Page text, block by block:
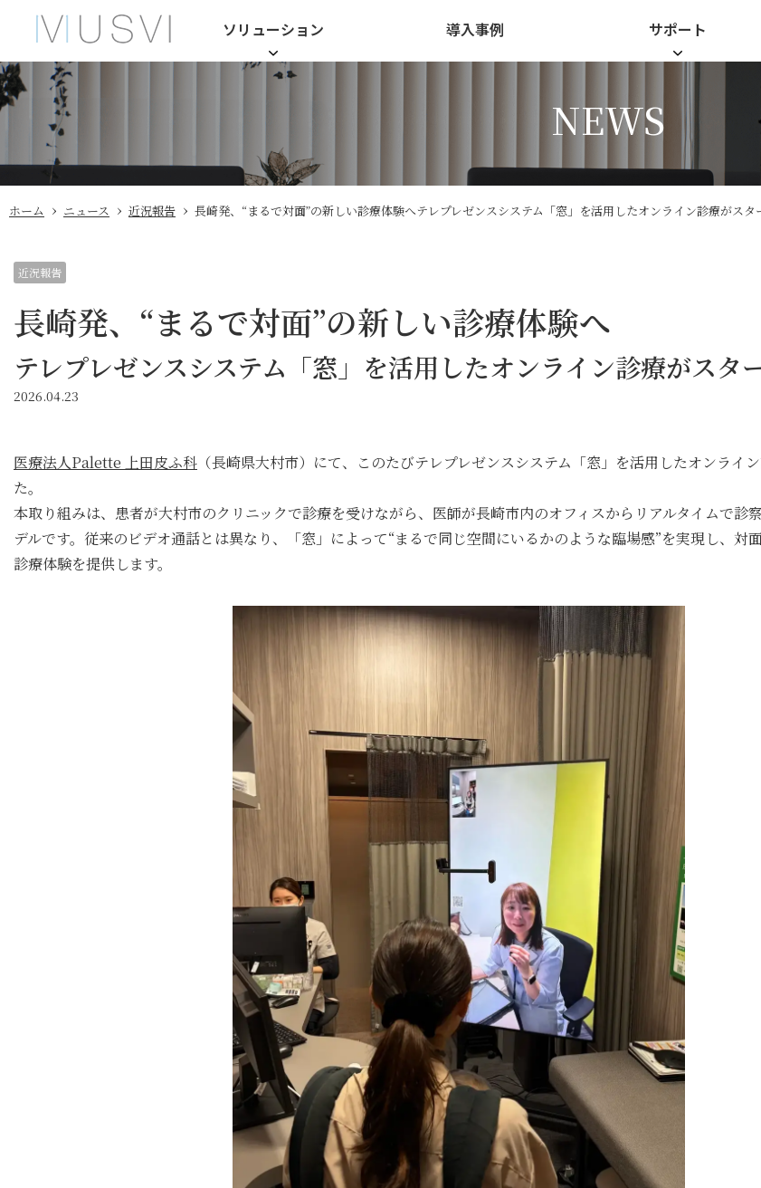
ソリューション 導入事例 サポート
NEWS
ホーム › ニュース › 近況報告 › 長崎発、“まるで対面”の新しい診療体験へテレプレゼンスシステム「窓」を活用したオンライン診療がスタ
近況報告
長崎発、“まるで対面”の新しい診療体験へ
テレプレゼンスシステム「窓」を活用したオンライン診療がスタ
2026.04.23
医療法人Palette 上田皮ふ科 （長崎県大村市）にて、このたびテレプレゼンスシステム「窓」を活用したオンライ
た。
本取り組みは、患者が大村市のクリニックで診療を受けながら、医師が長崎市内のオフィスからリアルタイムで診
デルです。従来のビデオ通話とは異なり、「窓」によって“まるで同じ空間にいるかのような臨場感”を実現し、対
診療体験を提供します。